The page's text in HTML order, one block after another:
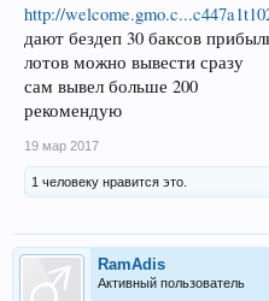
http://
дают бездеп 30 баксов
лотов можно вывести сразу
сам вывел больше 200
рекомендую
19 мар 2017
1 человеку нравится это.
RamAdis
Активный пользователь